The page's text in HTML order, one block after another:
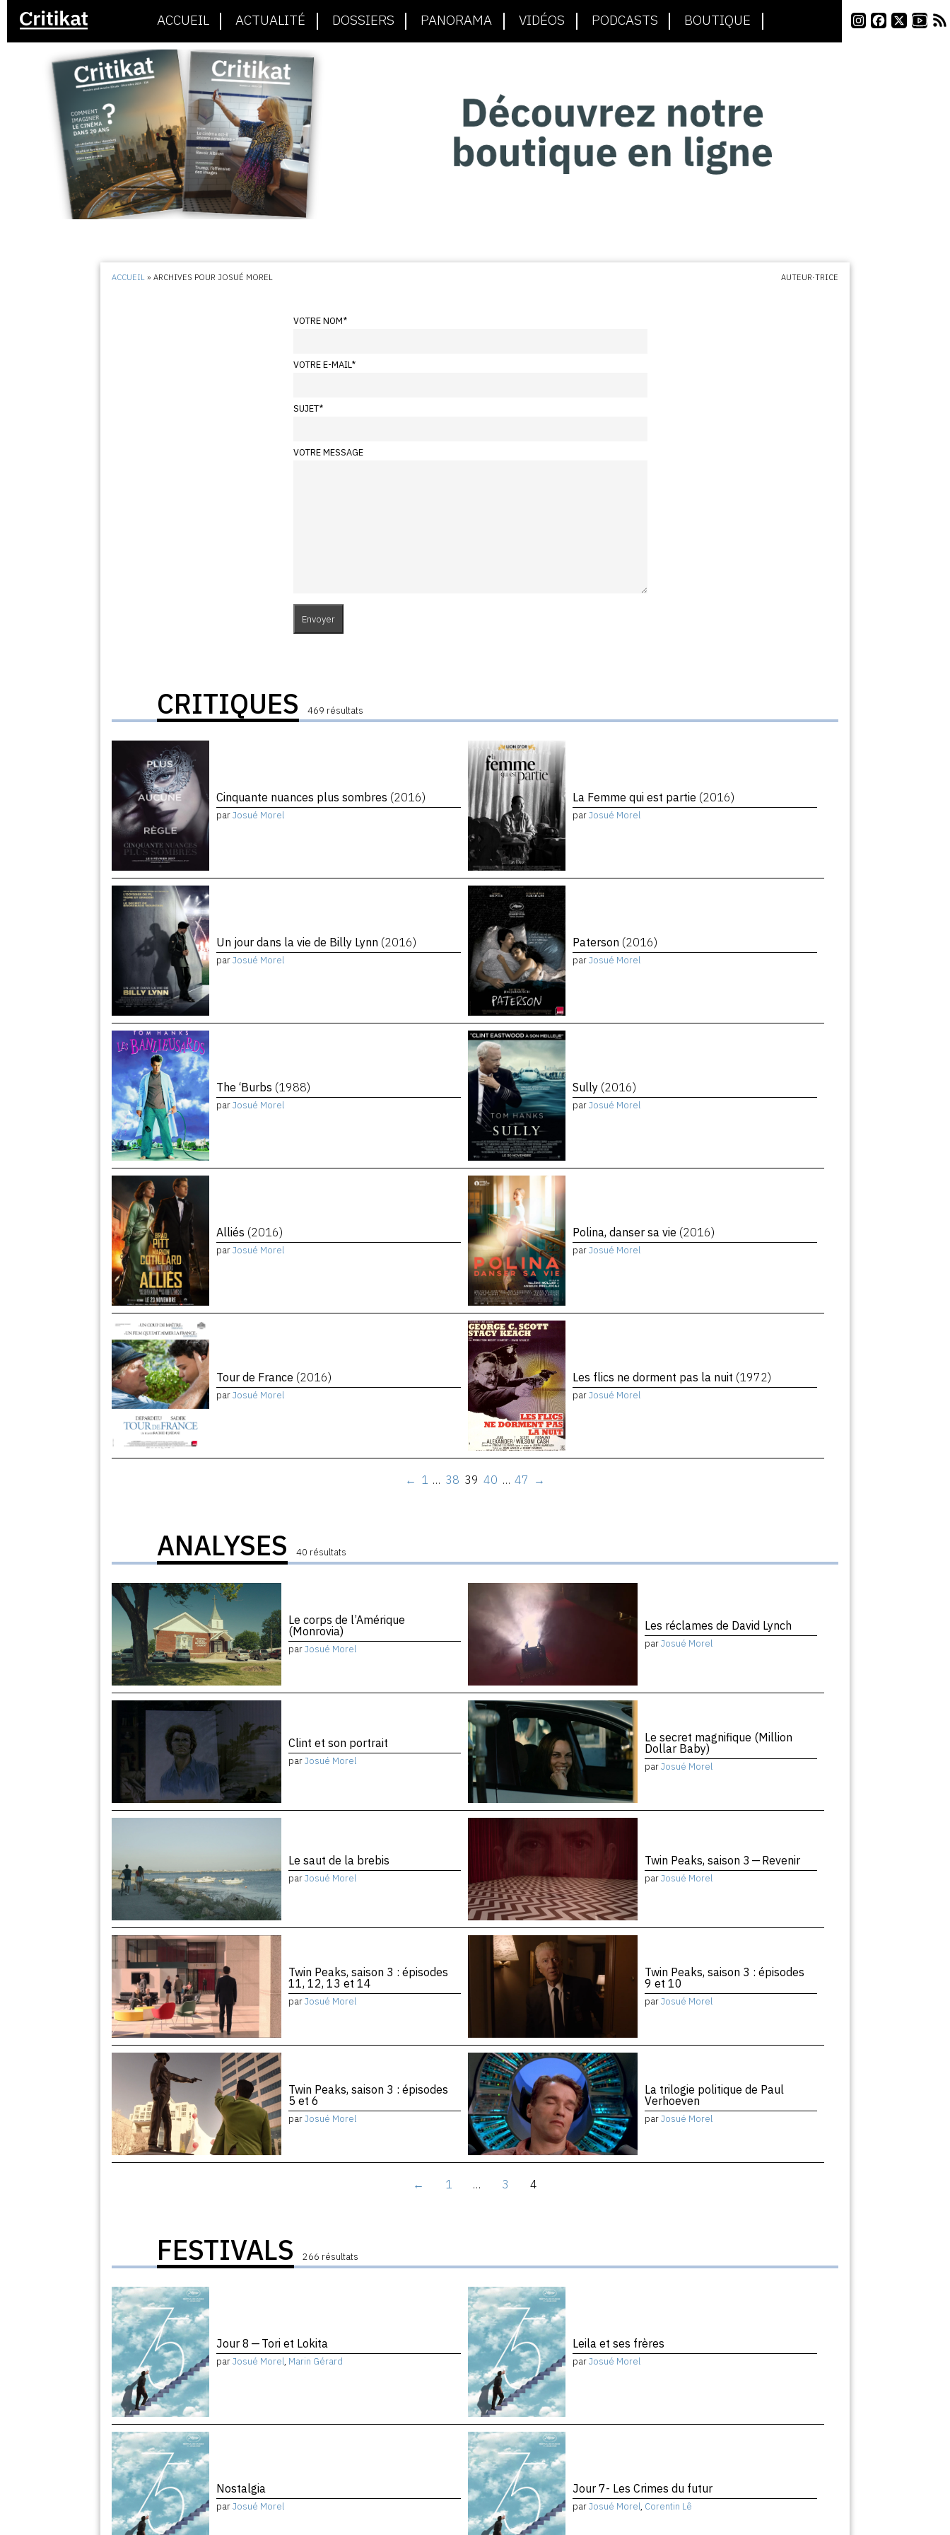
ACCUEIL ACTUALITÉ DOSSIERS PANORAMA VIDÉOS PODCASTS BOUTIQUE
ACCUEIL »ARCHIVES POUR JOSUÉ MOREL AUTEUR·TRICE
VOTRE NOM*
VOTRE E-MAIL*
SUJET*
VOTRE MESSAGE
CRITIQUES 469 résultats
Cinquante nuances plus sombres (2016)
parJosué Morel
La Femme qui est partie (2016)
parJosué Morel
Un jour dans la vie de Billy Lynn (2016)
parJosué Morel
Paterson (2016)
parJosué Morel
The ‘Burbs (1988)
parJosué Morel
Sully (2016)
parJosué Morel
Alliés (2016)
parJosué Morel
Polina, danser sa vie (2016)
parJosué Morel
Tour de France (2016)
parJosué Morel
Les flics ne dorment pas la nuit (1972)
parJosué Morel
← 1 … 38 39 40 … 47 →
ANALYSES 40 résultats
Le corps de l’Amérique
(Monrovia)
parJosué Morel
Les réclames de David Lynch
parJosué Morel
Clint et son portrait
parJosué Morel
Le secret magnifique (Million
Dollar Baby)
parJosué Morel
Le saut de la brebis
parJosué Morel
Twin Peaks, saison 3 — Revenir
parJosué Morel
Twin Peaks, saison 3 : épisodes
11, 12, 13 et 14
parJosué Morel
Twin Peaks, saison 3 : épisodes
9 et 10
parJosué Morel
Twin Peaks, saison 3 : épisodes
5 et 6
parJosué Morel
La trilogie politique de Paul
Verhoeven
parJosué Morel
← 1 … 3 4
FESTIVALS 266 résultats
Jour 8 — Tori et Lokita
parJosué Morel, Marin Gérard
Leila et ses frères
parJosué Morel
Nostalgia
parJosué Morel
Jour 7- Les Crimes du futur
parJosué Morel, Corentin Lê